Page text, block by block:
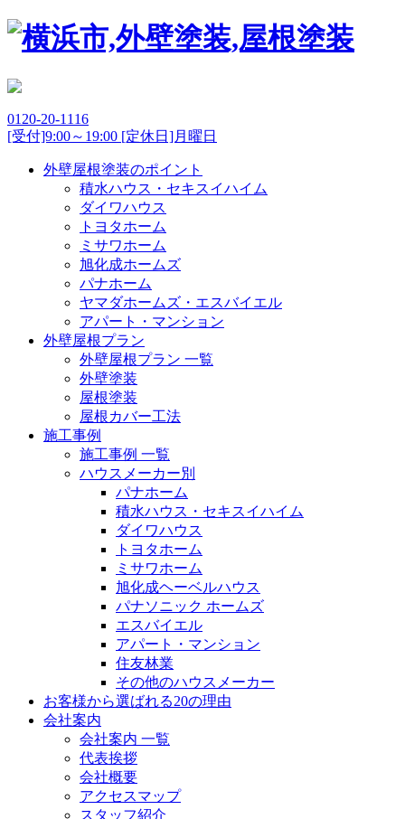
0120-20-1116
[受付]9:00～19:00 [定休日]月曜日
外壁屋根塗装のポイント
積水ハウス・セキスイハイム
ダイワハウス
トヨタホーム
ミサワホーム
旭化成ホームズ
パナホーム
ヤマダホームズ・エスバイエル
アパート・マンション
外壁屋根プラン
外壁屋根プラン 一覧
外壁塗装
屋根塗装
屋根カバー工法
施工事例
施工事例 一覧
ハウスメーカー別
パナホーム
積水ハウス・セキスイハイム
ダイワハウス
トヨタホーム
ミサワホーム
旭化成ヘーベルハウス
パナソニック ホームズ
エスバイエル
アパート・マンション
住友林業
その他のハウスメーカー
お客様から選ばれる20の理由
会社案内
会社案内 一覧
代表挨拶
会社概要
アクセスマップ
スタッフ紹介